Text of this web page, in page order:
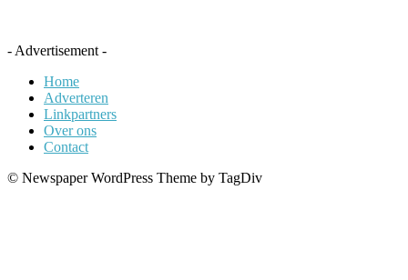
- Advertisement -
Home
Adverteren
Linkpartners
Over ons
Contact
© Newspaper WordPress Theme by TagDiv